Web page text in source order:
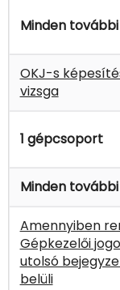
Minden
OKJ-s
vizsga
1 gépcsoport
Minden
Amennyiben
Gépkezelői
utolsó
belüli